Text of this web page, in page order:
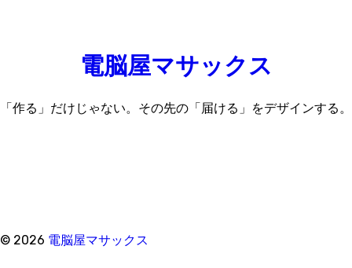
電脳屋マサックス
「作る」だけじゃない。その先の「届ける」をデザインする。
© 2026 電脳屋マサックス